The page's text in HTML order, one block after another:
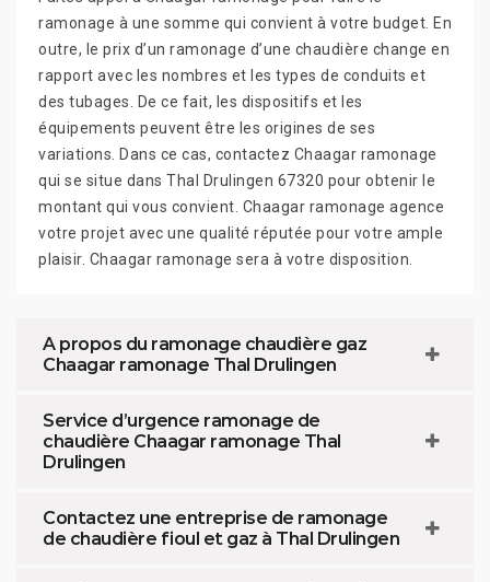
ramonage à une somme qui convient à votre budget. En
outre, le prix d’un ramonage d’une chaudière change en
rapport avec les nombres et les types de conduits et
des tubages. De ce fait, les dispositifs et les
équipements peuvent être les origines de ses
variations. Dans ce cas, contactez Chaagar ramonage
qui se situe dans Thal Drulingen 67320 pour obtenir le
montant qui vous convient. Chaagar ramonage agence
votre projet avec une qualité réputée pour votre ample
plaisir. Chaagar ramonage sera à votre disposition.
A propos du ramonage chaudière gaz
Chaagar ramonage Thal Drulingen
Service d’urgence ramonage de
chaudière Chaagar ramonage Thal
Drulingen
Contactez une entreprise de ramonage
de chaudière fioul et gaz à Thal Drulingen